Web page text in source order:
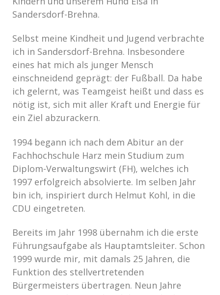
Sandersdorf-Brehna.
Selbst meine Kindheit und Jugend verbrachte
ich in Sandersdorf-Brehna. Insbesondere
eines hat mich als junger Mensch
einschneidend geprägt: der Fußball. Da habe
ich gelernt, was Teamgeist heißt und dass es
nötig ist, sich mit aller Kraft und Energie für
ein Ziel abzurackern.
1994 begann ich nach dem Abitur an der
Fachhochschule Harz mein Studium zum
Diplom-Verwaltungswirt (FH), welches ich
1997 erfolgreich absolvierte. Im selben Jahr
bin ich, inspiriert durch Helmut Kohl, in die
CDU eingetreten.
Bereits im Jahr 1998 übernahm ich die erste
Führungsaufgabe als Hauptamtsleiter. Schon
1999 wurde mir, mit damals 25 Jahren, die
Funktion des stellvertretenden
Bürgermeisters übertragen. Neun Jahre